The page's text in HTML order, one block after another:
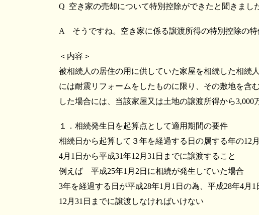
Q 空き家の売却について特別控除ができたと聞きまし
A そうですね。空き家に係る譲渡所得の特別控除の特
＜内容＞
被相続人の居住の用に供していた家屋を相続した相続
には耐震リフォームをしたものに限り、その敷地を含
した場合には、当該家屋又は土地の譲渡所得から3,000
１．相続発生日を起算点として適用期間の要件
相続日から起算して３年を経過する日の属する年の12
4月1日から平成31年12月31日までに譲渡すること
例えば 平成25年1月2日に相続が発生していた場合
3年を経過する日が平成28年1月1日の為、平成28年4月1
12月31日までに譲渡しなければいけない